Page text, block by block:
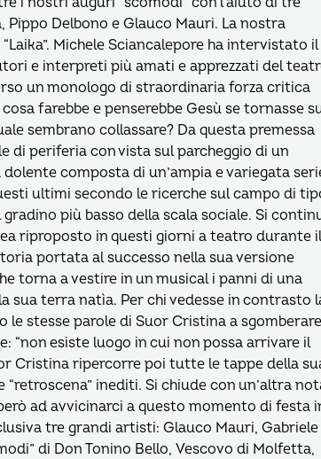
Delbono e Glauco Mauri. La nostra
Michele Sciancalepore ha intervistato il
e interpreti più amati e apprezzati del
un monologo di straordinaria forza critica
farebbe e penserebbe Gesù se tornasse
sembrano collassare? Da questa premessa
di periferia con vista sul parcheggio di un
composta di un’ampia e variegata
ultimi secondo le ricerche sul campo di
più basso della scala sociale. Si
riproposto in questi giorni a teatro durante il
portata al successo nella sua versione
torna a vestire in un musical i panni di una
sua terra natìa. Per chi vedesse in contrasto
le stesse parole di Suor Cristina a
“non esiste luogo in cui non possa arrivare il
Cristina ripercorre poi tutte le tappe della
inediti. Si chiude con un’altra
ad avvicinarci a questo momento di festa
tre grandi artisti: Glauco Mauri, Gabriele
di Don Tonino Bello, Vescovo di Molfetta,